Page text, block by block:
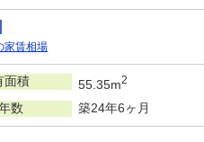
家賃相場
面積 55.35m2
数 築24年6ヶ月